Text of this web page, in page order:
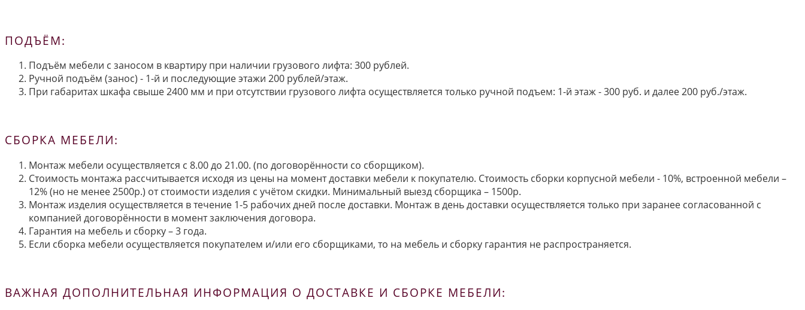
ПОДЪЁМ:
Подъём мебели с заносом в квартиру при наличии грузового лифта: 300 рублей.
Ручной подъём (занос) - 1-й и последующие этажи 200 рублей/этаж.
При габаритах шкафа свыше 2400 мм и при отсутствии грузового лифта осуществляется только ручной подъем: 1-й этаж - 300 руб. и далее 200 руб./этаж.
СБОРКА МЕБЕЛИ:
Монтаж мебели осуществляется с 8.00 до 21.00. (по договорённости со сборщиком).
Стоимость монтажа рассчитывается исходя из цены на момент доставки мебели к покупателю. Стоимость сборки корпусной мебели - 10%, встроенной мебели –
12% (но не менее 2500р.) от стоимости изделия с учётом скидки. Минимальный выезд сборщика – 1500р.
Монтаж изделия осуществляется в течение 1-5 рабочих дней после доставки. Монтаж в день доставки осуществляется только при заранее согласованной с
компанией договорённости в момент заключения договора.
Гарантия на мебель и сборку – 3 года.
Если сборка мебели осуществляется покупателем и/или его сборщиками, то на мебель и сборку гарантия не распространяется.
ВАЖНАЯ ДОПОЛНИТЕЛЬНАЯ ИНФОРМАЦИЯ О ДОСТАВКЕ И СБОРКЕ МЕБЕЛИ: